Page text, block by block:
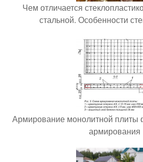
Чем отличается
стальной. Особенности
Армирование монолитной плиты
армирования